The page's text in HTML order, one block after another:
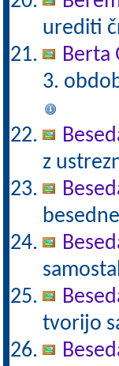
urediti
Berta
3.
z
tvorijo